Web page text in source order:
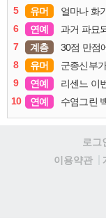
5
유머 얼마나 화
6
연예 과거 파묘
7
계층 30점 만점
8
유머 군종신부
9
연예 리센느 이
10
연예 수염그린
로그
이용약관